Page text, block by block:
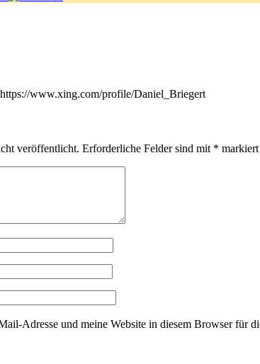
www.xing.com/profile/Daniel_Briegert
veröffentlicht. Erforderliche Felder sind mit * markiert
Adresse und meine Website in diesem Browser für